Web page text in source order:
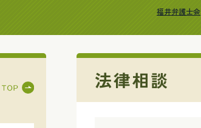
福井弁護士会
法律相談